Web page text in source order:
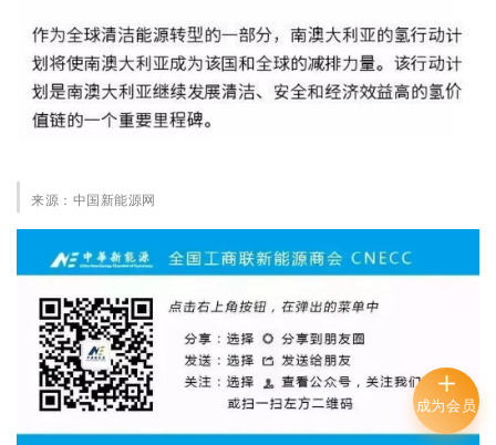
来源： 中国新能源网
成为会员